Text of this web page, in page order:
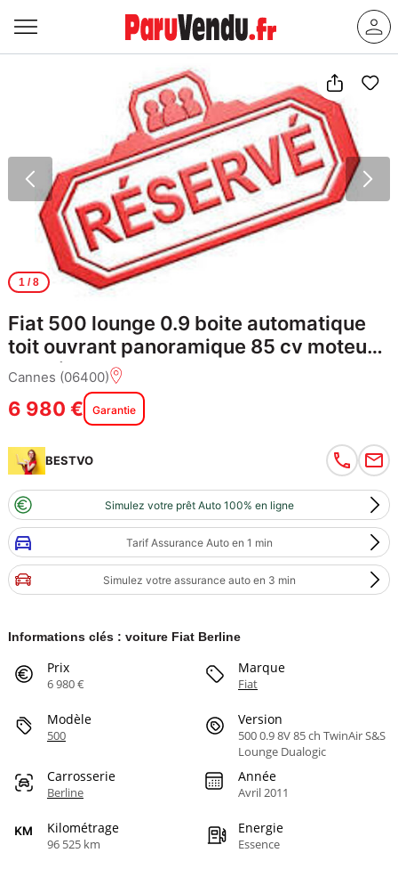
1/ 8
Fiat 500 lounge 0.9 boite automatique
toit ouvrant panoramique 85 cv moteur
a chaine
Cannes (06400)
6 980 € Garantie
BESTVO
Simulez votre prêt Auto 100% en ligne
Tarif Assurance Auto en 1 min
Simulez votre assurance auto en 3 min
Informations clés : voiture Fiat Berline
Prix
6 980 €
Marque
Fiat
Modèle
500
Version
500 0.9 8V 85 ch TwinAir S&S
Lounge Dualogic
Carrosserie
Berline
Année
Avril 2011
Kilométrage
96 525 km
Energie
Essence